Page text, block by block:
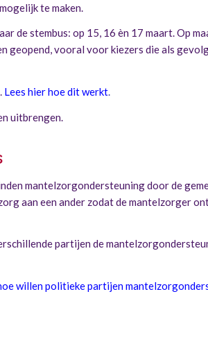
te maken.
de stembus: op 15, 16 èn 17 maart. Op
geopend, vooral voor kiezers die als
Lees hier hoe dit werkt.
uitbrengen.
mantelzorgondersteuning door de
aan een ander zodat de mantelzorger
partijen de
willen politieke partijen